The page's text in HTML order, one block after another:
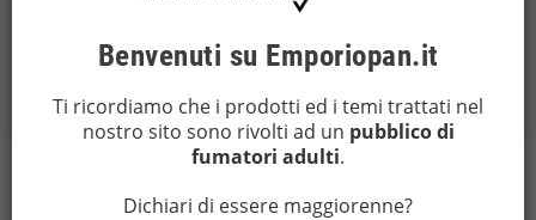
AGGIUNGI AL
CARRELLO
AGGIUNGI AL
CARRELLO
Visualizzati 1-10 su 10 articoli
Benvenuti su Emporiopan.it
Ti ricordiamo che i prodotti ed i temi trattati nel
nostro sito sono rivolti ad un pubblico di
fumatori adulti.
Dichiari di essere maggiorenne?